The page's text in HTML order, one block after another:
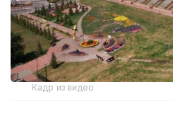
Кадр из видео